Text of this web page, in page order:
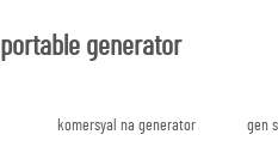
portable generator
komersyal na generator gen